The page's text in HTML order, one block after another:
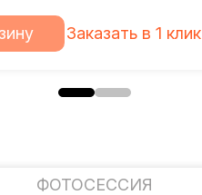
Заказать в 1 клик
ФОТОСЕССИЯ